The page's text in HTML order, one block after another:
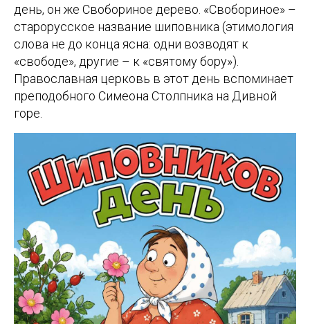
день, он же Свобориное дерево. «Свобориное» –
старорусское название шиповника (этимология
слова не до конца ясна: одни возводят к
«свободе», другие – к «святому бору»).
Православная церковь в этот день вспоминает
преподобного Симеона Столпника на Дивной
горе.